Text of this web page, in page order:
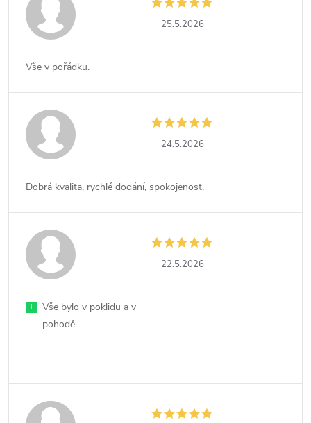
25.5.2026
Vše v pořádku.
24.5.2026
Dobrá kvalita, rychlé dodání, spokojenost.
22.5.2026
+
Vše bylo v poklidu a v
pohodě